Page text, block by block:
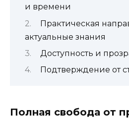
и времени
Практическая
актуальные знания
Доступность и
Подтверждение от
Полная свобода от